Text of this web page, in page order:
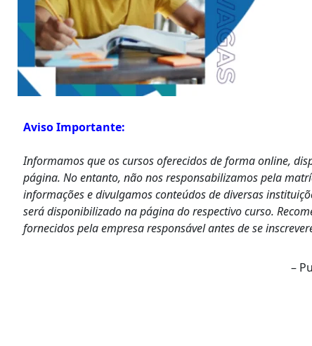
Aviso Importante:
Informamos que os cursos oferecidos de forma online,
página. No entanto, não nos responsabilizamos pela
informações e divulgamos conteúdos de diversas
será disponibilizado na página do respectivo curso.
fornecidos pela empresa responsável antes de se
–